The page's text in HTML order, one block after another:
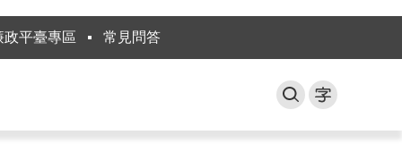
政平臺專區 常見問答